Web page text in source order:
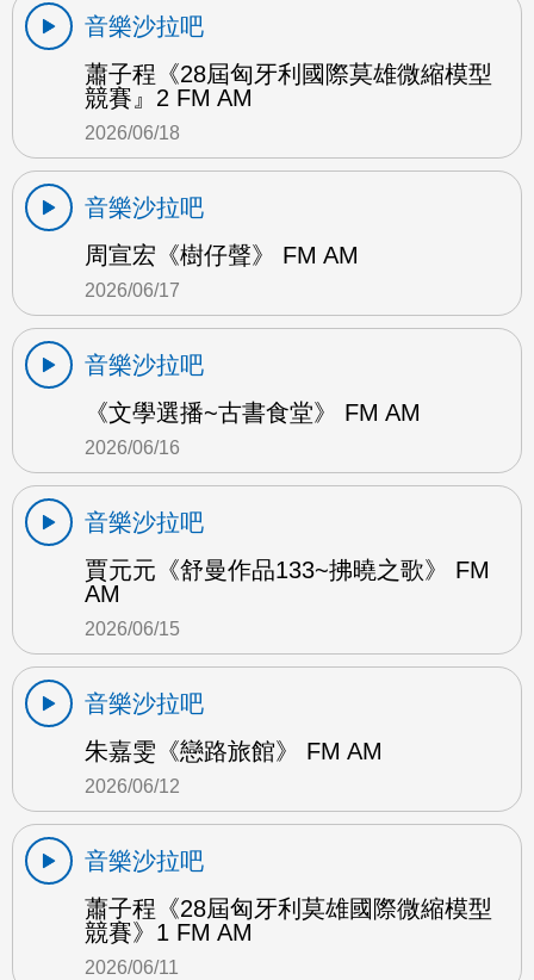
音樂沙拉吧
蕭子程《28屆匈牙利國際莫雄微縮模型
競賽』2 FM AM
2026/06/18
音樂沙拉吧
周宣宏《樹仔聲》 FM AM
2026/06/17
音樂沙拉吧
《文學選播~古書食堂》 FM AM
2026/06/16
音樂沙拉吧
賈元元《舒曼作品133~拂曉之歌》 FM
AM
2026/06/15
音樂沙拉吧
朱嘉雯《戀路旅館》 FM AM
2026/06/12
音樂沙拉吧
蕭子程《28屆匈牙利莫雄國際微縮模型
競賽》1 FM AM
2026/06/11